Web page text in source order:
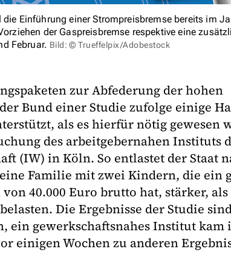
Einführung einer Strompreisbremse bereits im
der Gaspreisbremse respektive eine
Februar. Bild: © Trueffelpix/Adobestock
zur Abfederung der hohen
Bund einer Studie zufolge einige
als es hierfür nötig gewesen
des arbeitgebernahen Instituts
(IW) in Köln. So entlastet der Staat
Familie mit zwei Kindern, die ein
40.000 Euro brutto hat, stärker, als
Die Ergebnisse der Studie
ein gewerkschaftsnahes Institut kam
einigen Wochen zu anderen